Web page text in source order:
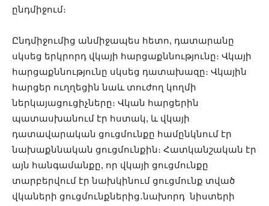
ընդմիջում։
Ընդմիջումից անմիջապես հետո, դատարանը
սկսեց երկրորդ վկայի հարցաքննությունը։ Վկայի
հարցաքննությունը սկսեց դատախազը։ Վկային
հարցեր ուղղեցին նաև տուժող կողմի
ներկայացուցիչները։ Վկան հարցերին
պատասխանում էր հստակ, և վկայի
դատավարական ցուցմունքը համընկնում էր
նախաքննական ցուցմունքին։ Հատկանշական էր
այն հանգամանքը, որ վկայի ցուցմունքը
տարբերվում էր նախկինում ցուցմունք տված
վկաների ցուցմունքներից․նախորդ նիստերի